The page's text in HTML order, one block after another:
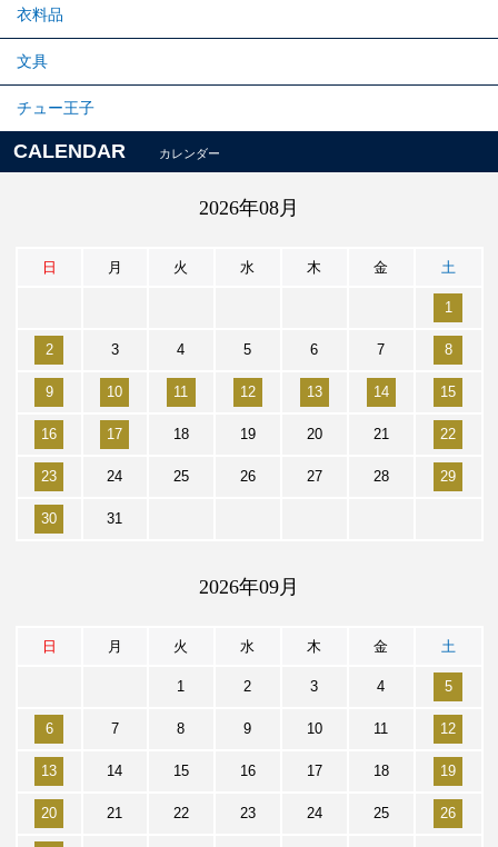
衣料品
文具
チュー王子
CALENDAR カレンダー
2026年08月
日 月 火 水 木 金 土
1
2 3 4 5 6 7 8
9 10 11 12 13 14 15
16 17 18 19 20 21 22
23 24 25 26 27 28 29
30 31
2026年09月
日 月 火 水 木 金 土
1 2 3 4 5
6 7 8 9 10 11 12
13 14 15 16 17 18 19
20 21 22 23 24 25 26